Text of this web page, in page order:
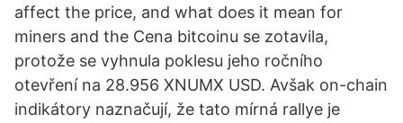
affect the price, and what does it mean for
miners and the Cena bitcoinu se zotavila,
protože se vyhnula poklesu jeho ročního
otevření na 28.956 XNUMX USD. Avšak on-chain
indikátory naznačují, že tato mírná rallye je